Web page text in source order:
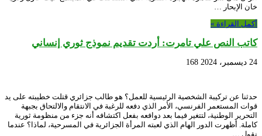
خان الإبحار …
أكمل القراءة »
كاتب النص علي تامرت: أردت تقديم نموذج ثوري إنساني
24 ديسمبر، 2024 168
حدثنا عن تركيبة الشخصية الرئيسية للعمل؟ هو طالب جزائري قتلت خطيبته على يد
قوات المستعمر الفرنسي، الأمر الذي دفعه للرغبة في الانتقام والالتحاق بجبهة
التحرير الوطنية، لتتغير فيما بعد دوافعه بفعل اكتشافه أنه جزء من منظومة ثورية
كاملة. أظهرت الدور الهام الذي لعبته المرأة الجزائرية في المسرحية، لماذا؟ عندما
نقول …